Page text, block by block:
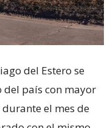
del Estero se
del país con mayor
el mes de